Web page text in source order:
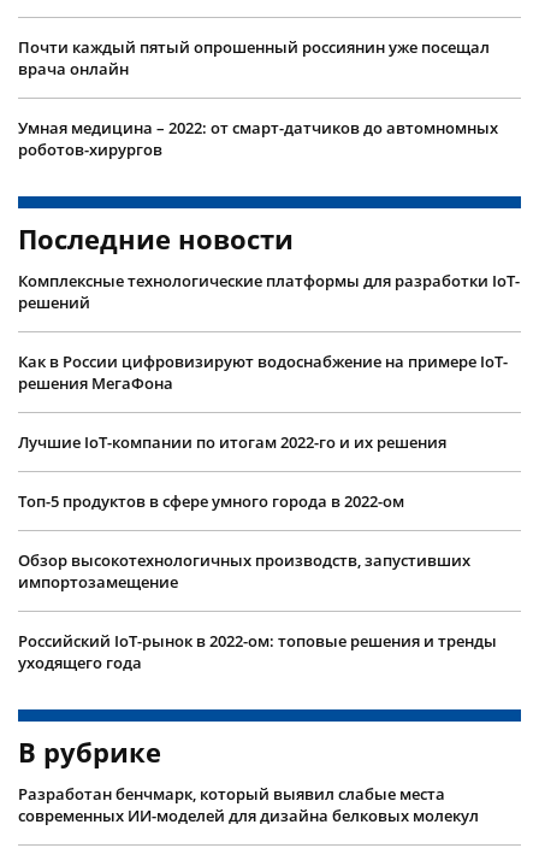
Почти каждый пятый опрошенный россиянин уже посещал
врача онлайн
Умная медицина – 2022: от смарт-датчиков до автомномных
роботов-хирургов
Последние новости
Комплексные технологические платформы для разработки IoT-
решений
Как в России цифровизируют водоснабжение на примере IoT-
решения МегаФона
Лучшие IoT-компании по итогам 2022-го и их решения
Топ-5 продуктов в сфере умного города в 2022-ом
Обзор высокотехнологичных производств, запустивших
импортозамещение
Российский IoT-рынок в 2022-ом: топовые решения и тренды
уходящего года
В рубрике
Разработан бенчмарк, который выявил слабые места
современных ИИ-моделей для дизайна белковых молекул